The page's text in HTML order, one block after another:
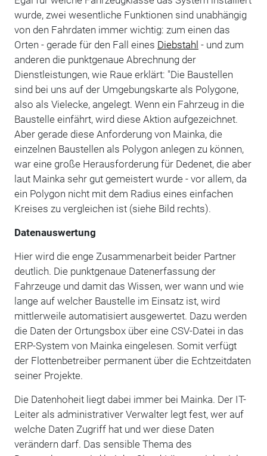
wurde, zwei wesentliche Funktionen sind unabhängig
von den Fahrdaten immer wichtig: zum einen das
Orten - gerade für den Fall eines Diebstahl - und zum
anderen die punktgenaue Abrechnung der
Dienstleistungen, wie Raue erklärt: "Die Baustellen
sind bei uns auf der Umgebungskarte als Polygone,
also als Vielecke, angelegt. Wenn ein Fahrzeug in die
Baustelle einfährt, wird diese Aktion aufgezeichnet.
Aber gerade diese Anforderung von Mainka, die
einzelnen Baustellen als Polygon anlegen zu können,
war eine große Herausforderung für Dedenet, die aber
laut Mainka sehr gut gemeistert wurde - vor allem, da
ein Polygon nicht mit dem Radius eines einfachen
Kreises zu vergleichen ist (siehe Bild rechts).
Datenauswertung
Hier wird die enge Zusammenarbeit beider Partner
deutlich. Die punktgenaue Datenerfassung der
Fahrzeuge und damit das Wissen, wer wann und wie
lange auf welcher Baustelle im Einsatz ist, wird
mittlerweile automatisiert ausgewertet. Dazu werden
die Daten der Ortungsbox über eine CSV-Datei in das
ERP-System von Mainka eingelesen. Somit verfügt
der Flottenbetreiber permanent über die Echtzeitdaten
seiner Projekte.
Die Datenhoheit liegt dabei immer bei Mainka. Der IT-
Leiter als administrativer Verwalter legt fest, wer auf
welche Daten Zugriff hat und wer diese Daten
verändern darf. Das sensible Thema des